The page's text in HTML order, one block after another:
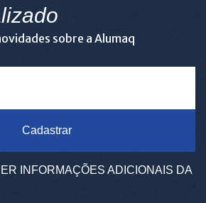
sobre a Alumaq
Cadastrar
INFORMAÇÕES ADICIONAIS DA